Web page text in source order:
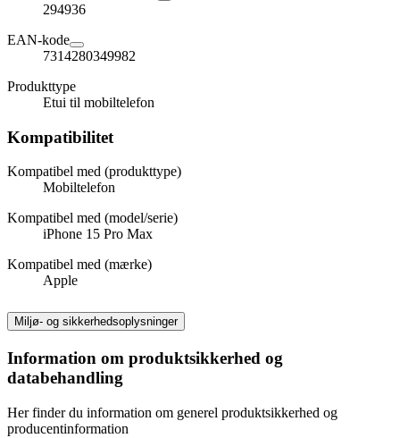
294936
EAN-kode
7314280349982
Produkttype
Etui til mobiltelefon
Kompatibilitet
Kompatibel med (produkttype)
Mobiltelefon
Kompatibel med (model/serie)
iPhone 15 Pro Max
Kompatibel med (mærke)
Apple
Miljø- og sikkerhedsoplysninger
Information om produktsikkerhed og
databehandling
Her finder du information om generel produktsikkerhed og
producentinformation